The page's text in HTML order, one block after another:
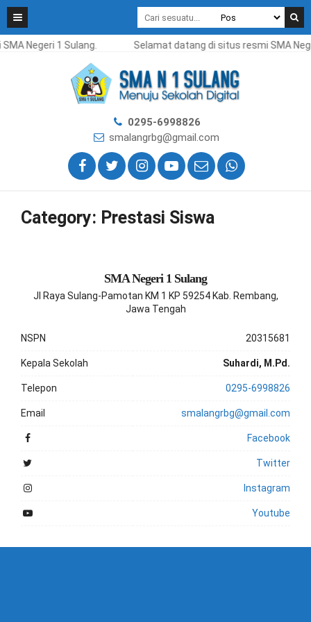
Negeri 1 Sulang. Selamat datang di situs resmi SMA
0295-6998826
smalangrbg@gmail.com
Category: Prestasi Siswa
SMA Negeri 1 Sulang
Jl Raya Sulang-Pamotan KM 1 KP 59254 Kab. Rembang,
Jawa Tengah
NSPN 20315681
Kepala Sekolah Suhardi, M.Pd.
Telepon 0295-6998826
Email smalangrbg@gmail.com
Facebook
Twitter
Instagram
Youtube